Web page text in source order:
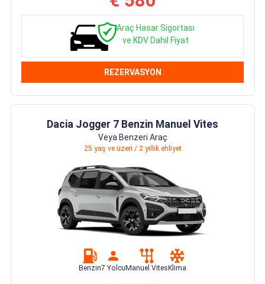
Araç Hasar Sigortası
ve KDV Dahil Fiyat
REZERVASYON
Dacia Jogger 7 Benzin Manuel Vites
Veya Benzeri Araç
25 yaş ve üzeri / 2 yıllık ehliyet
Benzin7 Yolcu Manuel Vites Klima